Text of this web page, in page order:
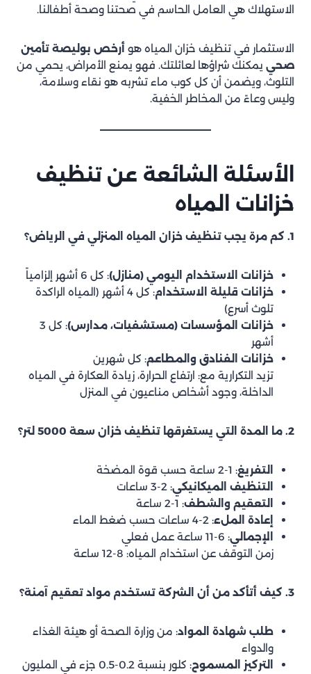
الاستهلاك هي العامل الحاسم في صحتنا وصحة أطفالنا.
الاستثمار في تنظيف خزان المياه هو أرخص بوليصة تأمين
صحي يمكنك شراؤها لعائلتك. فهو يمنع الأمراض، يحمي من
التلوث، ويضمن أن كل كوب ماء تشربه هو نقاء وسلامة،
وليس وعاءً من المخاطر الخفية.
الأسئلة الشائعة عن تنظيف
خزانات المياه
1. كم مرة يجب تنظيف خزان المياه المنزلي في الرياض؟
خزانات الاستخدام اليومي (منازل): كل 6 أشهر إلزامياً
خزانات قليلة الاستخدام
: كل 4 أشهر (المياه الراكدة
تلوث أسرع)
خزانات المؤسسات (مستشفيات، مدارس)
: كل 3
أشهر
خزانات الفنادق والمطاعم: كل شهرين
تزيد التكرارية مع: ارتفاع الحرارة، زيادة العكارة في المياه
الداخلة، وجود أشخاص مناعيون في المنزل
2. ما المدة التي يستغرقها تنظيف خزان سعة 5000 لتر؟
التفريغ: 1-2 ساعة حسب قوة المضخة
التنظيف الميكانيكي: 2-3 ساعات
التعقيم والشطف: 1-2 ساعة
إعادة الملء: 2-4 ساعات حسب ضغط الماء
الإجمالي: 6-11 ساعة عمل فعلي
زمن التوقف عن استخدام المياه: 8-12 ساعة
3. كيف أتأكد من أن الشركة تستخدم مواد تعقيم آمنة؟
طلب شهادة المواد: من وزارة الصحة أو هيئة الغذاء
والدواء
التركيز المسموح
: كلور بنسبة 0.2-0.5 جزء في المليون